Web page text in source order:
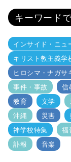
キーワード
インサイド・ニュ
キリスト教主義学
ヒロシマ・ナガサ
事件・事故
信
教育
文学
沖縄
災害
神学校特集
福
訃報
音楽